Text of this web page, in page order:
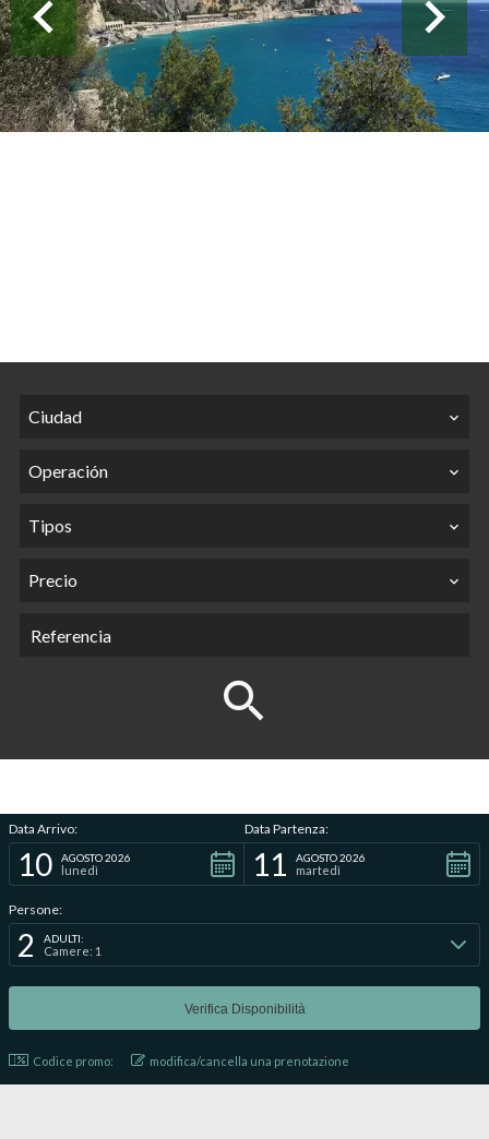
Ciudad
Operación
Tipos
Precio
Data Arrivo:
10 AGOSTO 2026
lunedì
Data Partenza:
11 AGOSTO 2026
martedì
Persone:
2 ADULTI:
Camere: 1
Codice promo: modifica/cancella una prenotazione